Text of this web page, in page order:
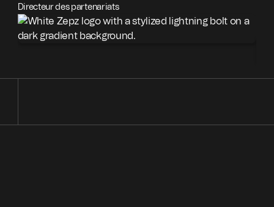
Directeur des partenariats